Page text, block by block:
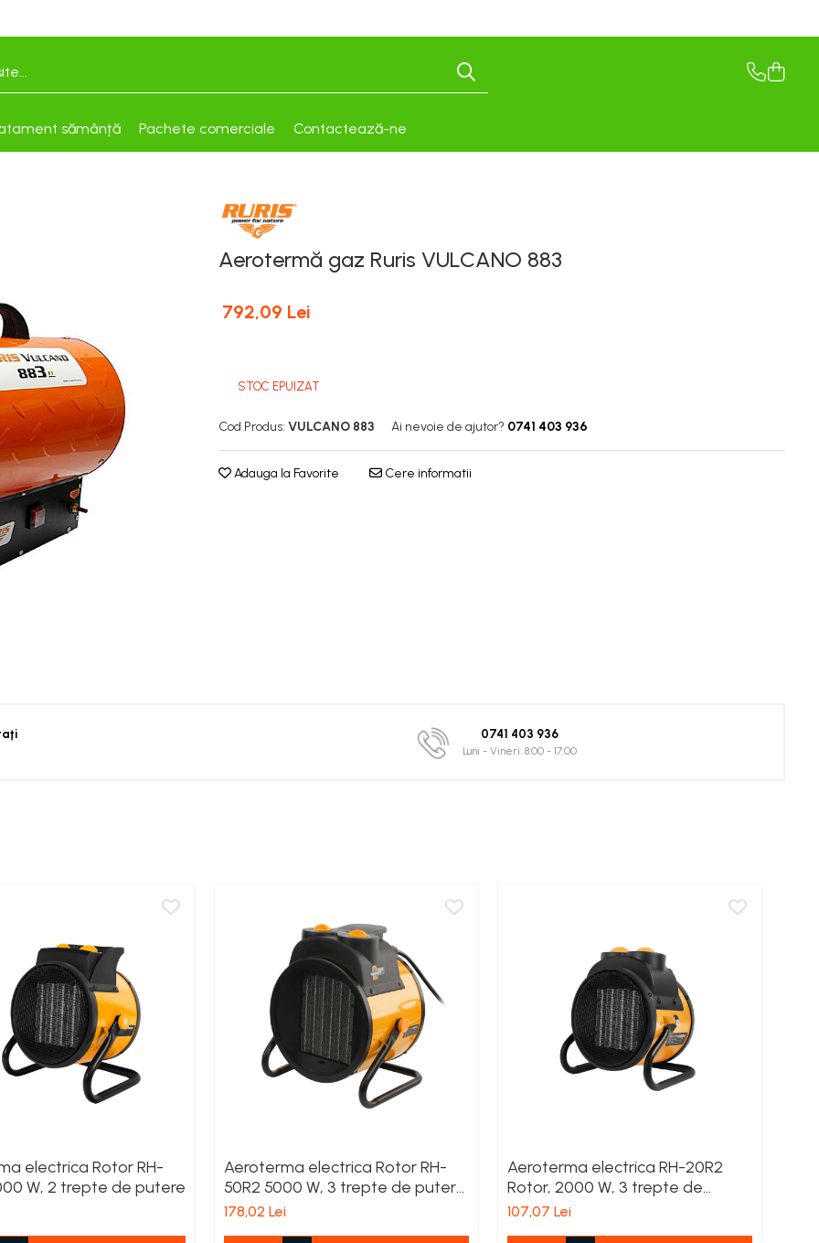
sămânță Pachete comerciale Contactează-ne
Aerotermă gaz Ruris VULCANO 883
792,09 Lei
STOC EPUIZAT
Cod Produs: VULCANO 883 Ai nevoie de ajutor? 0741 403 936
Adauga la Favorite Cere informatii
0741 403 936
Luni - Vineri: 8:00 - 17:00
electrica Rotor RH-
W, 2 trepte de putere
Aeroterma electrica Rotor RH-
50R2 5000 W, 3 trepte de putere
, mufa trifazica
178,02 Lei
Aeroterma electrica RH-20R2
Rotor, 2000 W, 3 trepte de
putere
107,07 Lei